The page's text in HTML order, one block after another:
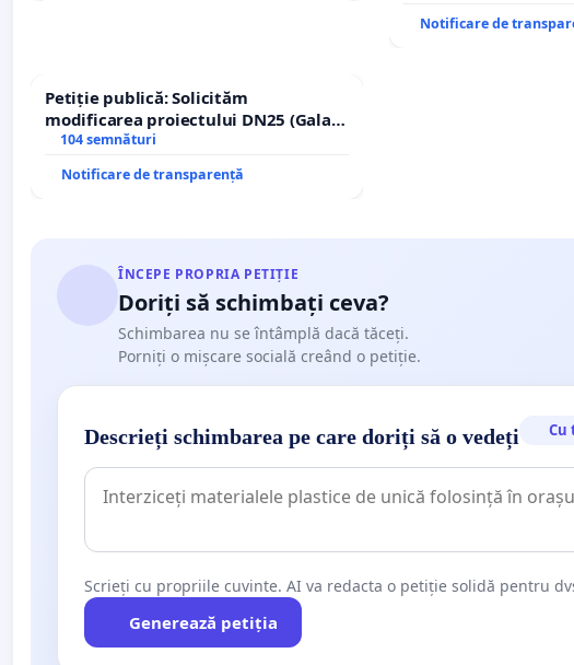
Notificare de
Petiție publică: Solicităm
modificarea proiectului DN25 (Galați
– Hanu Conachi) prin devierea
traseului în afara localităților!
104 semnături
Notificare de transparență
ÎNCEPE PROPRIA PETIȚIE
Doriți să schimbați ceva?
Schimbarea nu se întâmplă dacă tăceți.
Porniți o mișcare socială creând o petiție.
Descrieți schimbarea pe care doriți să o vedeți Cu
Scrieți cu propriile cuvinte. AI va redacta o petiție solidă pentru
Generează petiția